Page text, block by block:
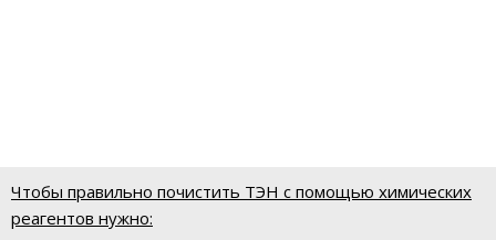
Чтобы правильно почистить ТЭН с помощью химических
реагентов нужно: